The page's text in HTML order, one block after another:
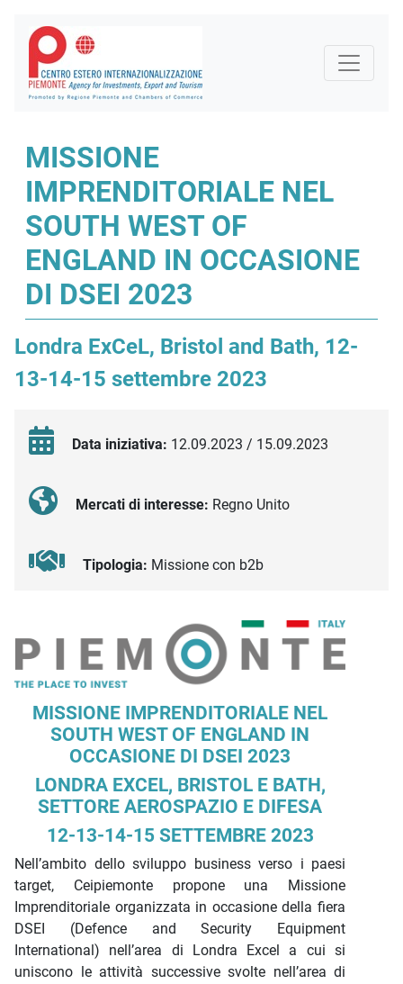
MISSIONE
IMPRENDITORIALE NEL
SOUTH WEST OF
ENGLAND IN OCCASIONE
DI DSEI 2023
Londra ExCeL, Bristol and Bath, 12-
13-14-15 settembre 2023
Data iniziativa: 12.09.2023 / 15.09.2023
Mercati di interesse: Regno Unito
Tipologia: Missione con b2b
Descrizione iniziativa
MISSIONE IMPRENDITORIALE NEL
SOUTH WEST OF ENGLAND IN
OCCASIONE DI DSEI 2023
LONDRA EXCEL, BRISTOL E BATH,
SETTORE AEROSPAZIO E DIFESA
12-13-14-15 SETTEMBRE 2023
Nell’ambito dello sviluppo business verso i paesi
target, Ceipiemonte propone una Missione
Imprenditoriale organizzata in occasione della fiera
DSEI (Defence and Security Equipment
International) nell’area di Londra Excel a cui si
uniscono le attività successive svolte nell’area di